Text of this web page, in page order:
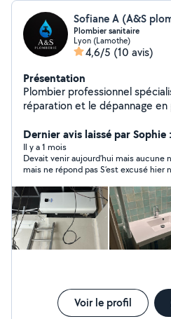
Sofiane A (A&S
Plombier sanitaire
Lyon (Lamothe)
4,6/5 (10 avis)
Présentation
Plombier professionnel
réparation et le dépannage
canalisations, sanitaires et
soigné et durable.
Dernier avis laissé par Sophie
Il y a 1 mois
Devait venir aujourd’hui mais aucune
mais ne répond pas S’est excusé hier
Voir le profil